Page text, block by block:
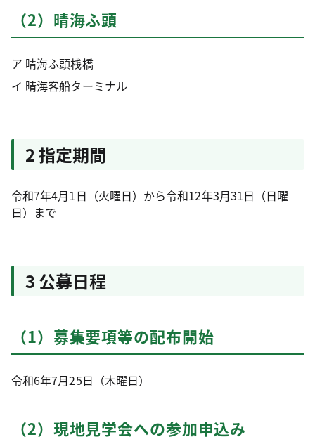
（2）晴海ふ頭
ア 晴海ふ頭桟橋
イ 晴海客船ターミナル
2 指定期間
令和7年4月1日（火曜日）から令和12年3月31日（日曜
日）まで
3 公募日程
（1）募集要項等の配布開始
令和6年7月25日（木曜日）
（2）現地見学会への参加申込み